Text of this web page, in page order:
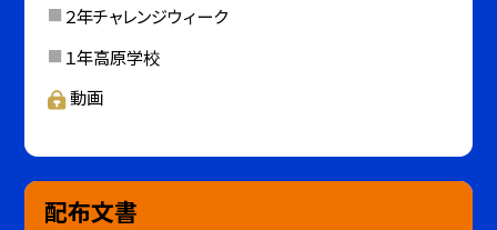
２年チャレンジウィーク
１年高原学校
動画
配布文書